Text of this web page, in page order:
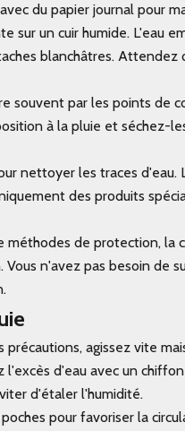
du papier journal pour
sur un cuir humide. L'eau
blanchâtres. Attendez
souvent par les points de
à la pluie et séchez-
nettoyer les traces d'eau.
des produits
méthodes de protection, la
Vous n'avez pas besoin de
précautions, agissez vite
d'eau avec un
d'étaler l'humidité.
pour favoriser la